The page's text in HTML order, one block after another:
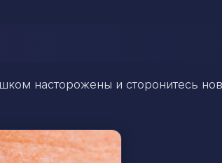
насторожены и сторонитесь